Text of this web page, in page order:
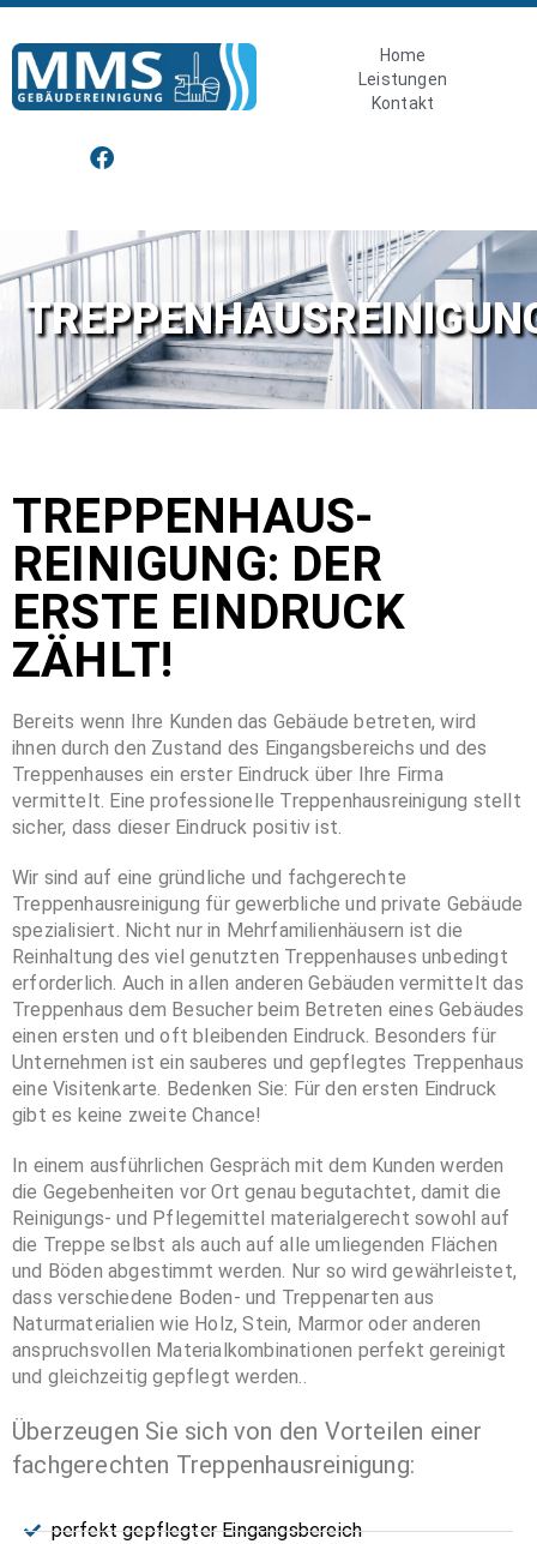
Home
Leistungen
Kontakt
TREPPEN­HAUS­
REINIGUNG: DER
ERSTE EINDRUCK
ZÄHLT!
Bereits wenn Ihre Kunden das Gebäude betreten, wird
ihnen durch den Zustand des Eingangsbereichs und des
Treppenhauses ein erster Eindruck über Ihre Firma
vermittelt. Eine professionelle Treppenhausreinigung stellt
sicher, dass dieser Eindruck positiv ist.
Wir sind auf eine gründliche und fachgerechte
Treppenhausreinigung für gewerbliche und private Gebäude
spezialisiert. Nicht nur in Mehrfamilienhäusern ist die
Reinhaltung des viel genutzten Treppenhauses unbedingt
erforderlich. Auch in allen anderen Gebäuden vermittelt das
Treppenhaus dem Besucher beim Betreten eines Gebäudes
einen ersten und oft bleibenden Eindruck. Besonders für
Unternehmen ist ein sauberes und gepflegtes Treppenhaus
eine Visitenkarte. Bedenken Sie: Für den ersten Eindruck
gibt es keine zweite Chance!
In einem ausführlichen Gespräch mit dem Kunden werden
die Gegebenheiten vor Ort genau begutachtet, damit die
Reinigungs- und Pflegemittel materialgerecht sowohl auf
die Treppe selbst als auch auf alle umliegenden Flächen
und Böden abgestimmt werden. Nur so wird gewährleistet,
dass verschiedene Boden- und Treppenarten aus
Naturmaterialien wie Holz, Stein, Marmor oder anderen
anspruchsvollen Materialkombinationen perfekt gereinigt
und gleichzeitig gepflegt werden..
Überzeugen Sie sich von den Vorteilen einer
fachgerechten Treppenhausreinigung:
perfekt gepflegter Eingangsbereich